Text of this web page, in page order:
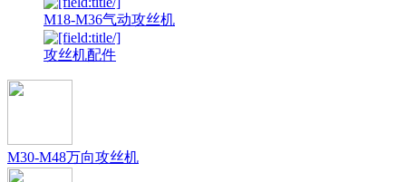
M18-M36气动攻丝机
攻丝机配件
M30-M48万向攻丝机